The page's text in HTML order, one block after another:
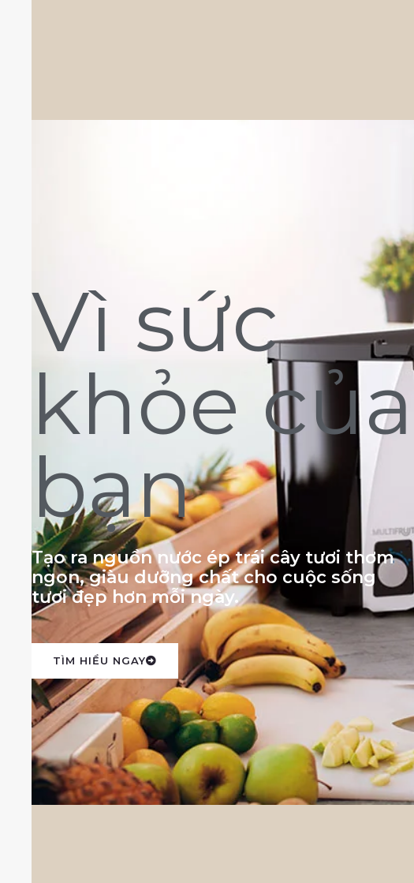
Vì sức
khỏe của
bạn
Tạo ra nguồn nước ép trái cây tươi thơm
ngon, giàu dưỡng chất cho cuộc sống
tươi đẹp hơn mỗi ngày.
TÌM HIỂU NGAY